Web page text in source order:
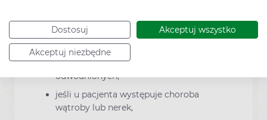
Dostosuj Akceptuj wszystko
Akceptuj niezbędne
krwi krążącej, która może wystąpić w
przypadku utraty dużej ilości krwi lub
poważnego oparzenia, po zabiegach
chirurgicznych lub u pacjentów
odwodnionych,
jeśli u pacjenta występuje choroba
wątroby lub nerek,